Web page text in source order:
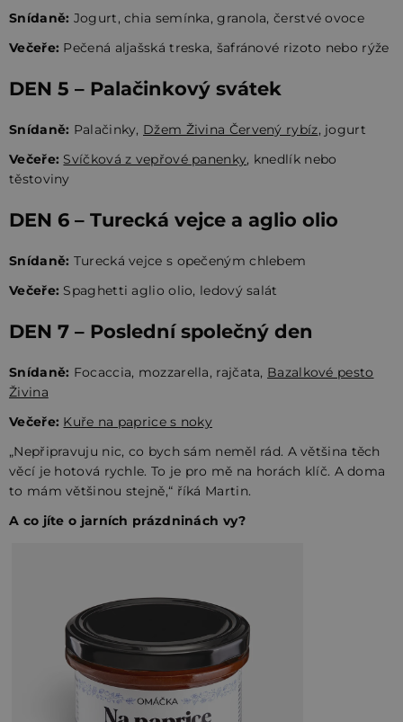
Snídaně: Jogurt, chia semínka, granola, čerstvé ovoce
Večeře: Pečená aljašská treska, šafránové rizoto nebo rýže
DEN 5 – Palačinkový svátek
Snídaně: Palačinky, Džem Živina Červený rybíz, jogurt
Večeře: Svíčková z vepřové panenky, knedlík nebo
těstoviny
DEN 6 – Turecká vejce a aglio olio
Snídaně: Turecká vejce s opečeným chlebem
Večeře: Spaghetti aglio olio, ledový salát
DEN 7 – Poslední společný den
Snídaně: Focaccia, mozzarella, rajčata, Bazalkové pesto
Živina
Večeře: Kuře na paprice s noky
„Nepřipravuju nic, co bych sám neměl rád. A většina těch
věcí je hotová rychle. To je pro mě na horách klíč. A doma
to mám většinou stejně,“ říká Martin.
A co jíte o jarních prázdninách vy?